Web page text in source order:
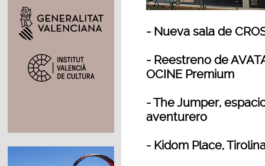
- Nueva sala de
- Reestreno de
OCINE Premium
- The Jumper,
aventurero
- Kidom Place,